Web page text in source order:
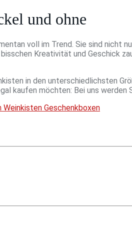
und ohne
voll im Trend. Sie sind nicht
Kreativität und Geschick
in den unterschiedlichsten
kaufen möchten: Bei uns werden
Weinkisten Geschenkboxen